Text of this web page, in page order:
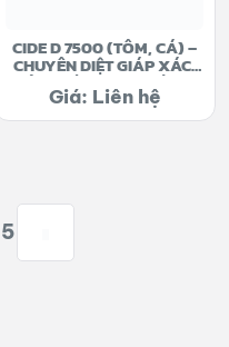
CIDE D 7500 (TÔM, CÁ) –
CHUYÊN DIỆT GIÁP XÁC,
CÔN TRÙNG, CUA CÒNG
Giá: Liên hệ
5